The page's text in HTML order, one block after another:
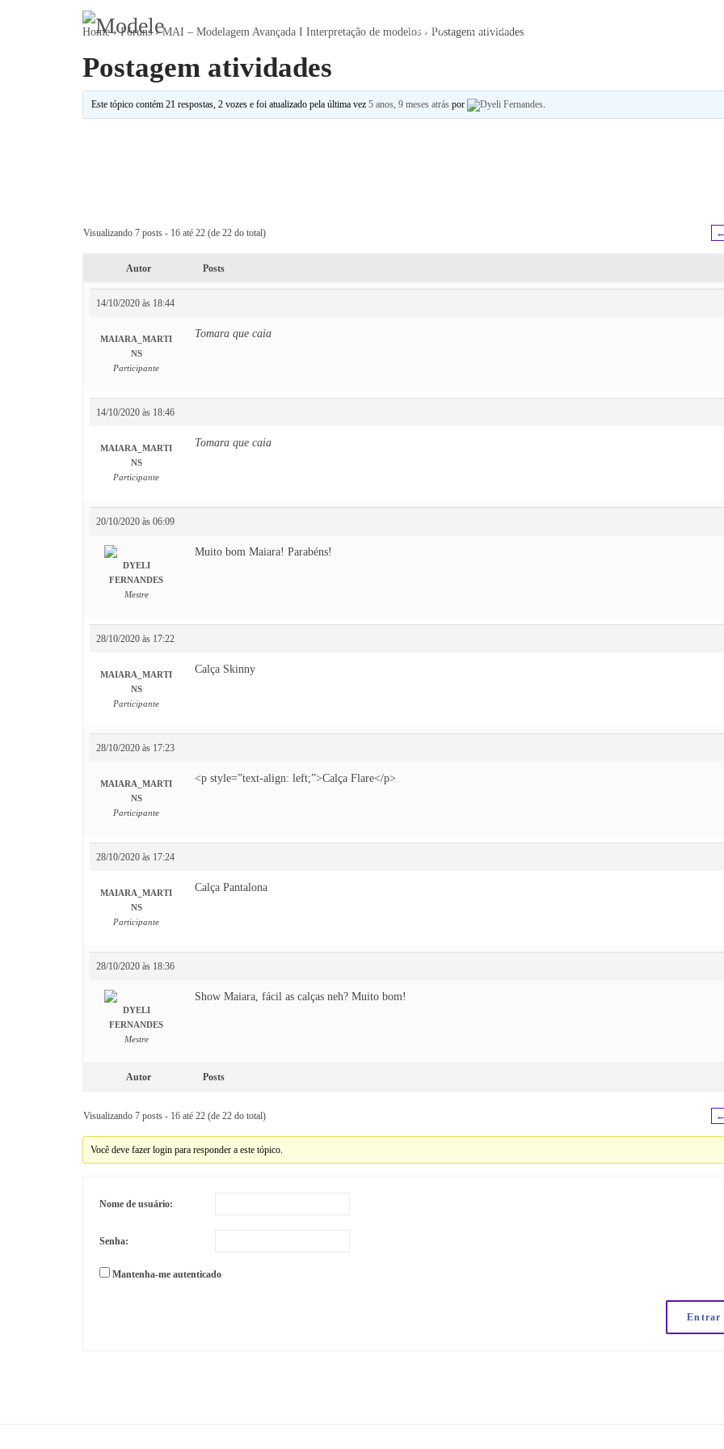
LOGIN CURSOS
Home › Fóruns › MAI – Modelagem Avançada I Interpretação de modelos › Postagem atividades
Postagem atividades
Este tópico contém 21 respostas, 2 vozes e foi atualizado pela última vez5 anos, 9 meses atrás por Dyeli Fernandes.
Visualizando 7 posts - 16 até 22 (de 22 do total) ←
Autor Posts
14/10/2020 às 18:44
MAIARA_MARTI
NS
Participante
Tomara que caia
14/10/2020 às 18:46
MAIARA_MARTI
NS
Participante
Tomara que caia
20/10/2020 às 06:09
DYELI
FERNANDES
Mestre
Muito bom Maiara! Parabéns!
28/10/2020 às 17:22
MAIARA_MARTI
NS
Participante
Calça Skinny
28/10/2020 às 17:23
MAIARA_MARTI
NS
Participante
<p style=”text-align: left;”>Calça Flare</p>
28/10/2020 às 17:24
MAIARA_MARTI
NS
Participante
Calça Pantalona
28/10/2020 às 18:36
DYELI
FERNANDES
Mestre
Show Maiara, fácil as calças neh? Muito bom!
Autor Posts
Visualizando 7 posts - 16 até 22 (de 22 do total) ←
Você deve fazer login para responder a este tópico.
Nome de usuário:
Senha:
Mantenha-me autenticado
Entrar